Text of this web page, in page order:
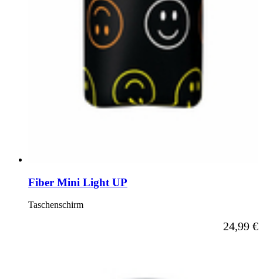
Fiber Mini Light UP
Taschenschirm
24,99 €